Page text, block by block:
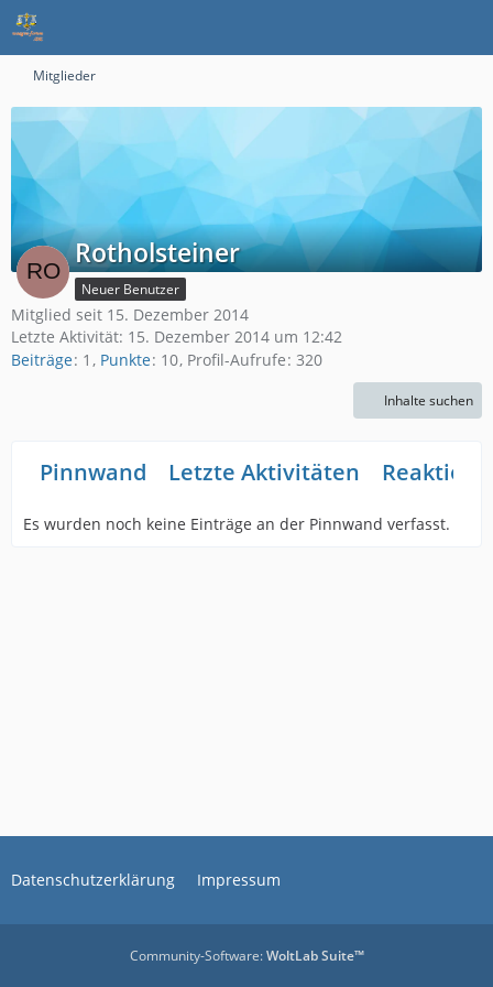
Mitglieder
Rotholsteiner
Neuer Benutzer
Mitglied seit 15. Dezember 2014
Letzte Aktivität: 15. Dezember 2014 um 12:42
Beiträge 1 Punkte 10 Profil-Aufrufe 320
Inhalte suchen
Pinnwand Letzte Aktivitäten
Es wurden noch keine Einträge an der Pinnwand verfasst.
Datenschutzerklärung Impressum
Community-Software:WoltLab Suite™